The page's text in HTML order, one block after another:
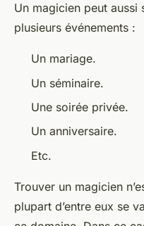
Un magicien peut aussi
plusieurs événements :
Un mariage.
Un séminaire.
Une soirée privée.
Un anniversaire.
Etc.
Trouver un magicien
plupart d’entre eux se